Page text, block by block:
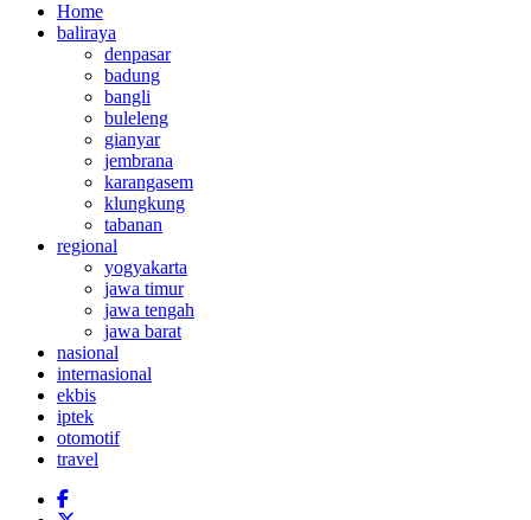
Home
baliraya
denpasar
badung
bangli
buleleng
gianyar
jembrana
karangasem
klungkung
tabanan
regional
yogyakarta
jawa timur
jawa tengah
jawa barat
nasional
internasional
ekbis
iptek
otomotif
travel